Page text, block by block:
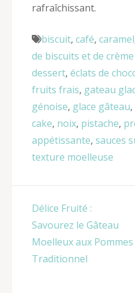
rafraîchissant.
biscuit, café, caramel
de biscuits et de
dessert, éclats de
fruits frais, gateau
génoise, glace gâteau,
cake, noix, pistache,
appétissante, sauces
texture moelleuse
Navigation
de
l’article
Délice Fruité :
Savourez le Gâteau
Moelleux aux Pommes
Traditionnel